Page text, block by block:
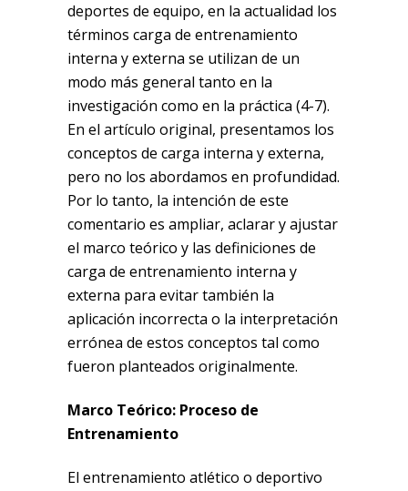
deportes de equipo, en la actualidad los
términos carga de entrenamiento
interna y externa se utilizan de un
modo más general tanto en la
investigación como en la práctica (4-7).
En el artículo original, presentamos los
conceptos de carga interna y externa,
pero no los abordamos en profundidad.
Por lo tanto, la intención de este
comentario es ampliar, aclarar y ajustar
el marco teórico y las definiciones de
carga de entrenamiento interna y
externa para evitar también la
aplicación incorrecta o la interpretación
errónea de estos conceptos tal como
fueron planteados originalmente.
Marco Teórico: Proceso de
Entrenamiento
El entrenamiento atlético o deportivo